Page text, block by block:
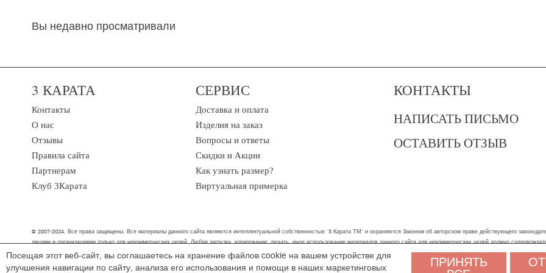
Вы недавно просматривали
3 КАРАТА
Контакты
О нас
Отзывы
Правила сайта
Партнерам
Клуб 3Карата
СЕРВИС
Доставка и оплата
Изделия на заказ
Вопросы и ответы
Скидки и Акции
Как узнать размер?
Виртуальная примерка
КОНТАКТЫ
НАПИСАТЬ ПИСЬМО
ОСТАВИТЬ ОТЗЫВ
© 2007-2024. Все права защищены. Все материалы данного сайта являются интеллектуальной собственностью "3 Карата ТМ" и охраняются Законом об авторском праве действующего
лицами и организациями только для некоммерческих целей. Любая загрузка, копирование, печать, иное использование материалов данного сайта для некоммерческих целей должно
Мы обрабатываем персональные данные (cookies, IP-адрес, местоположение), чтобы вам было удобнее пользоваться сайтом. Оставаясь на сайте, вы соглашаетесь на обработку
Посещая этот веб-сайт, вы соглашаетесь на хранение файлов cookie на вашем устройстве для
улучшения навигации по сайту, анализа его использования и помощи в наших маркетинговых
ПРИНЯТЬ